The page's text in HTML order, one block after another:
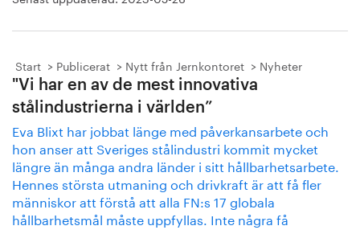
Start Publicerat Nytt från Jernkontoret Nyheter
"Vi har en av de mest innovativa
stålindustrierna i världen”
Eva Blixt har jobbat länge med påverkansarbete och
hon anser att Sveriges stålindustri kommit mycket
längre än många andra länder i sitt hållbarhetsarbete.
Hennes största utmaning och drivkraft är att få fler
människor att förstå att alla FN:s 17 globala
hållbarhetsmål måste uppfyllas. Inte några få